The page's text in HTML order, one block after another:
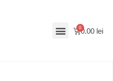
0.00 lei